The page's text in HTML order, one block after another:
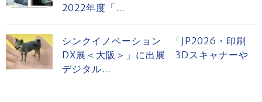
2022年度「...
シンクイノベーション 「JP2026・印刷
DX展＜大阪＞」に出展 3Dスキャナーや
デジタル...